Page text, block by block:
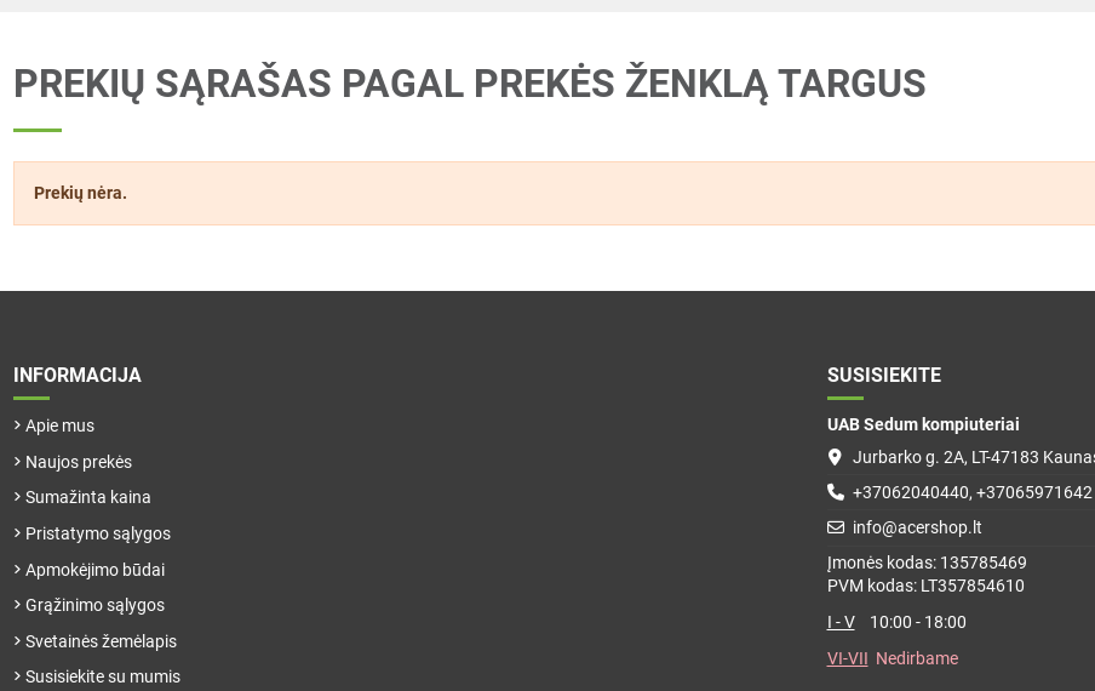
PREKIŲ SĄRAŠAS PAGAL PREKĖS ŽENKLĄ TARGUS
Prekių nėra.
INFORMACIJA
Apie mus
Naujos prekės
Sumažinta kaina
Pristatymo sąlygos
Apmokėjimo būdai
Grąžinimo sąlygos
Svetainės žemėlapis
Susisiekite su mumis
SUSISIEKITE
UAB Sedum kompiuteriai
Jurbarko g. 2A, LT-47183
+37062040440, +37065971642
info@acershop.lt
Įmonės kodas: 135785469
PVM kodas: LT357854610
I - V10:00 - 18:00
VI-VII Nedirbame